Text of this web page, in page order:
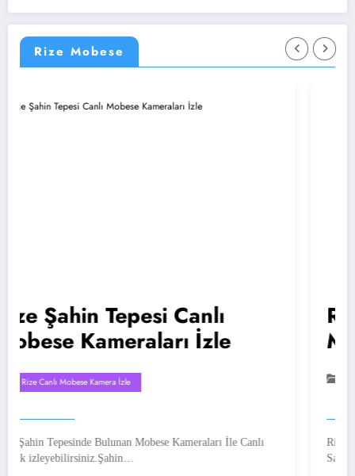
Rize Mobese
Tepesi Canlı
Kameraları İzle
Kamera İzle
Bulunan Mobese Kameraları İle Canlı
Rize
Mobese
Rize Canlı Mobese
Rize Atatürk
Sayesinde Canlı